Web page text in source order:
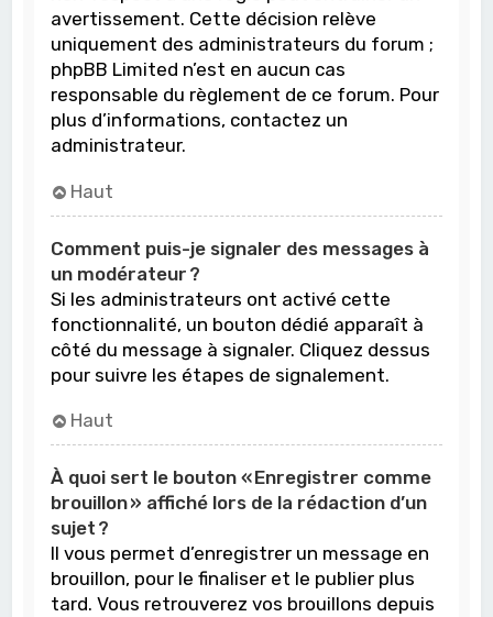
avertissement. Cette décision relève
uniquement des administrateurs du forum ;
phpBB Limited n’est en aucun cas
responsable du règlement de ce forum. Pour
plus d’informations, contactez un
administrateur.
Haut
Comment puis-je signaler des messages à
un modérateur ?
Si les administrateurs ont activé cette
fonctionnalité, un bouton dédié apparaît à
côté du message à signaler. Cliquez dessus
pour suivre les étapes de signalement.
Haut
À quoi sert le bouton « Enregistrer comme
brouillon » affiché lors de la rédaction d’un
sujet ?
Il vous permet d’enregistrer un message en
brouillon, pour le finaliser et le publier plus
tard. Vous retrouverez vos brouillons depuis